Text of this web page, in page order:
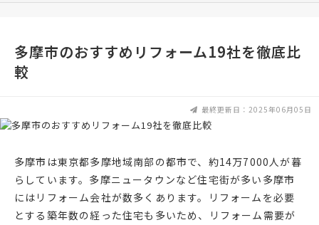
多摩市のおすすめリフォーム19社を徹底比
較
最終更新日：2025年06月05日
多摩市は東京都多摩地域南部の都市で、約14万7000人が暮
らしています。多摩ニュータウンなど住宅街が多い多摩市
にはリフォーム会社が数多くあります。リフォームを必要
とする築年数の経った住宅も多いため、リフォーム需要が